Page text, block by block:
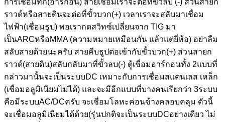
การเชื่อมทิก(อาร์กอน) สายเชื่อมเราจะต่อที่ขั้วลบ (-) ส่วนสายก
ราวด์หรือสายดินจะต่อที่ขั้วบวก(+) เวลาเราจะสลับมาเชื่อม
ไฟฟ้า(เชื่อมธูป) พอเรากดสวิทซ์เปลี่ยนจาก TIG มา
เป็นARCหรือMMA (ความหมายเหมือนกัน แล้วแต่ยี่ห้อ) อย่าลืม
สลับสายด้วยนะครับ สายคีบธูปต่อเข้ากับขั้วบวก(+) ส่วนสายก
ราวด์(สายดิน)สลับกลับมาที่ขั้วลบ(-) ตู้เชื่อมอาร์กอนทั้ง 2แบบที่
กล่าวมานั้นจะเป็นระบบDC เหมาะกับการเชื่อมสแตนเลส เหล็ก
(เชื่อมอลูมิเนียมไม่ได้) และจะมีอีกแบบที่บางคนเรียกว่า 3ระบบ
คือมีระบบAC/DCครับ จะเชื่อมโลหะค่อนข้างคลอบคลุม ตัวนี้
จะเชื่อมอลูมิเนียมได้ด้วย(รุ่นปกติจะเป็นระบบDCอย่างเดียว ไม่